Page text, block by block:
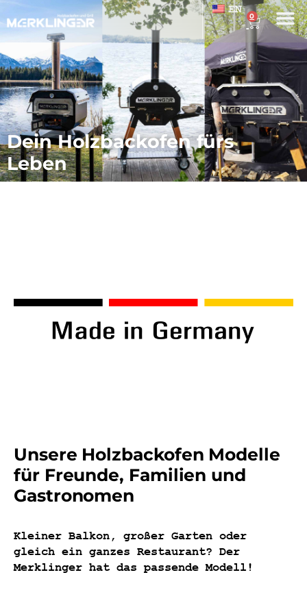
0
EN
Dein Holzbackofen fürs
Leben
Unsere Holzbackofen Modelle
für Freunde, Familien und
Gastronomen
Kleiner Balkon, großer Garten oder
gleich ein ganzes Restaurant? Der
Merklinger hat das passende Modell!